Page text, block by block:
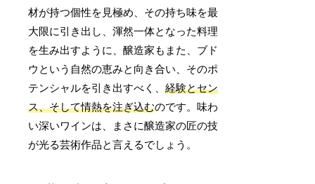
材が持つ個性を見極め、その持ち味を最
大限に引き出し、渾然一体となった料理
を生み出すように、醸造家もまた、ブド
ウという自然の恵みと向き合い、そのポ
テンシャルを引き出すべく、経験とセン
ス、そして情熱を注ぎ込むのです。味わ
い深いワインは、まさに醸造家の匠の技
が光る芸術作品と言えるでしょう。